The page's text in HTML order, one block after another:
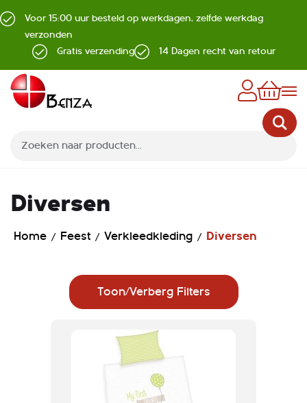
Voor 15:00 uur besteld op werkdagen, zelfde werkdag
verzonden
Gratis verzending
14 Dagen recht van retour
Diversen
Home Feest Verkleedkleding Diversen
Toon/Verberg Filters